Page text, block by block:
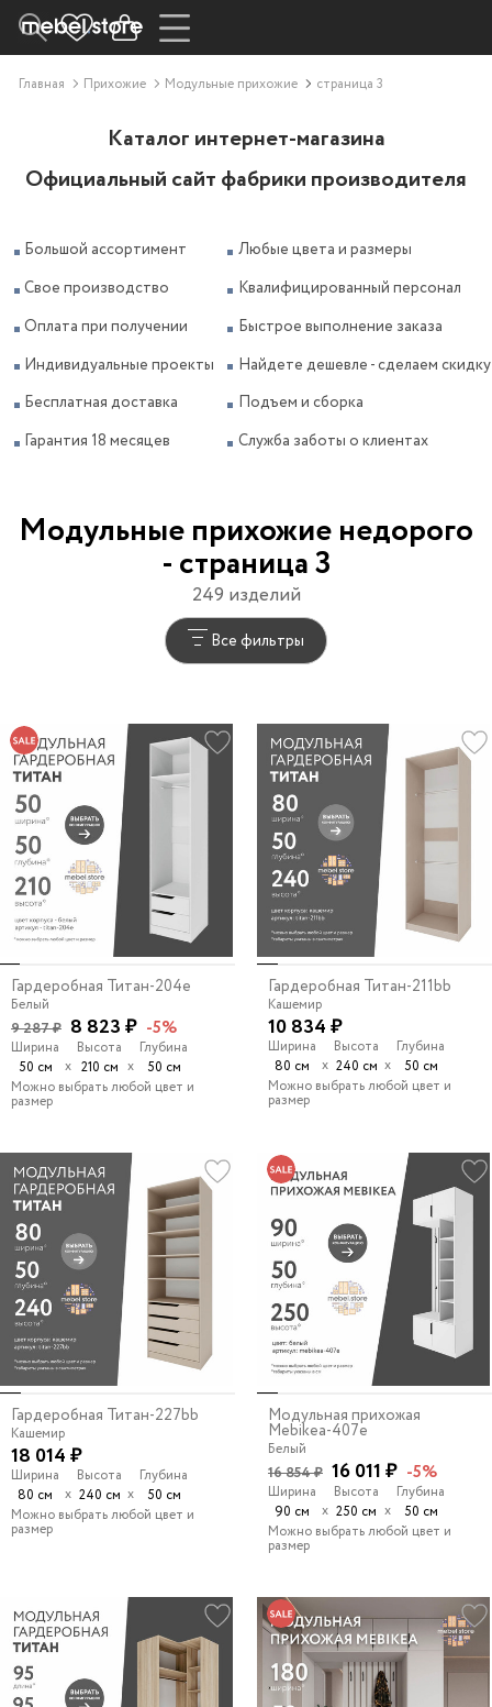
Главная Прихожие Модульные прихожие страница 3
Каталог интернет-магазина
Официальный сайт фабрики производителя
Большой ассортимент Любые цвета и размеры
Индивидуальные проекты Найдете дешевле - сделаем скидку
Свое производство
Квалифицированный персонал
Оплата при получении
Быстрое выполнение заказа
Бесплатная доставка
Подъем и сборка
Гарантия 18 месяцев
Служба заботы о клиентах
Модульные прихожие недорого
- страница 3
249 изделий
Все фильтры
Гардеробная Титан-204e
Белый
9 287 ₽ 8 823 ₽ -5%
Ширина
50 см
х
Высота
210 см х
Глубина
50 см
Можно выбрать любой цвет и
размер
Гардеробная Титан-211bb
Кашемир
10 834 ₽
Ширина
80 см
х
Высота
240 см х
Глубина
50 см
Можно выбрать любой цвет и
размер
Гардеробная Титан-227bb
Кашемир
18 014 ₽
Ширина
80 см
х
Высота
240 см х
Глубина
50 см
Можно выбрать любой цвет и
размер
Модульная прихожая
Mebikea-407e
Белый
16 854 ₽ 16 011 ₽ -5%
Ширина
90 см
х
Высота
250 см х
Глубина
50 см
Можно выбрать любой цвет и
размер